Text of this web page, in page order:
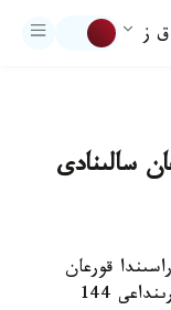
ق ز
سالىنادى
قورعان
سالىنادى. ول اگرى مەن ىگدىر پروۆينتسيالارىنداعى 144